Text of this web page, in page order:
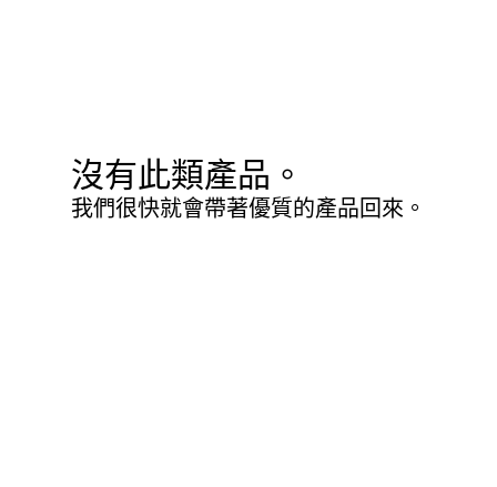
沒有此類產品。
我們很快就會帶著優質的產品回來。